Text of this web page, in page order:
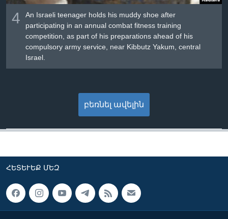
4
An Israeli teenager holds his muddy shoe after
participating in an annual combat fitness training
competition, as part of his preparations ahead of his
compulsory army service, near Kibbutz Yakum, central
Israel.
բեռնել ավելին
ՀԵՏԵՒԵՔ ՄԵԶ